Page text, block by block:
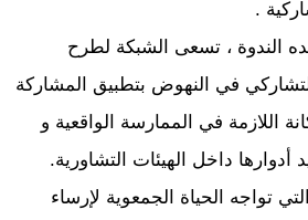
.
الندوة ، تسعى الشبكة لطرح
في النهوض بتطبيق المشاركة
اللازمة في الممارسة الواقعية و
أدوارها داخل الهيئات التشاورية.
تواجه الحياة الجمعوية لإرساء